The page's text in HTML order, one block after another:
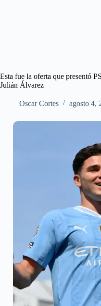
Esta fue la oferta que presentó
Julián Álvarez
Oscar Cortes agosto 4,